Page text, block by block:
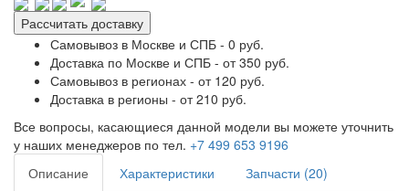
Рассчитать доставку
Самовывоз в Москве и СПБ - 0 руб.
Доставка по Москве и СПБ - от 350 руб.
Самовывоз в регионах - от 120 руб.
Доставка в регионы - от 210 руб.
Все вопросы, касающиеся данной модели вы можете уточнить
у наших менеджеров по тел. +7 499 653 9196
Описание
Характеристики
Запчасти (20)